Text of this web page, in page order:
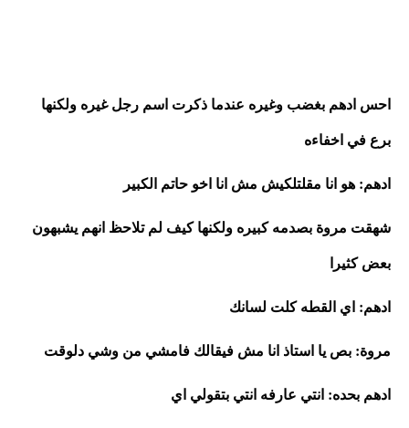
برع في اخفاءه
ادهم: هو انا مقلتلكيش مش انا اخو حاتم الكبير
بعض كثيرا
ادهم: اي القطه كلت لسانك
مروة: بص يا استاذ انا مش فيقالك فامشي من وشي دلوقت
ادهم بحده: انتي عارفه انتي بتقولي اي